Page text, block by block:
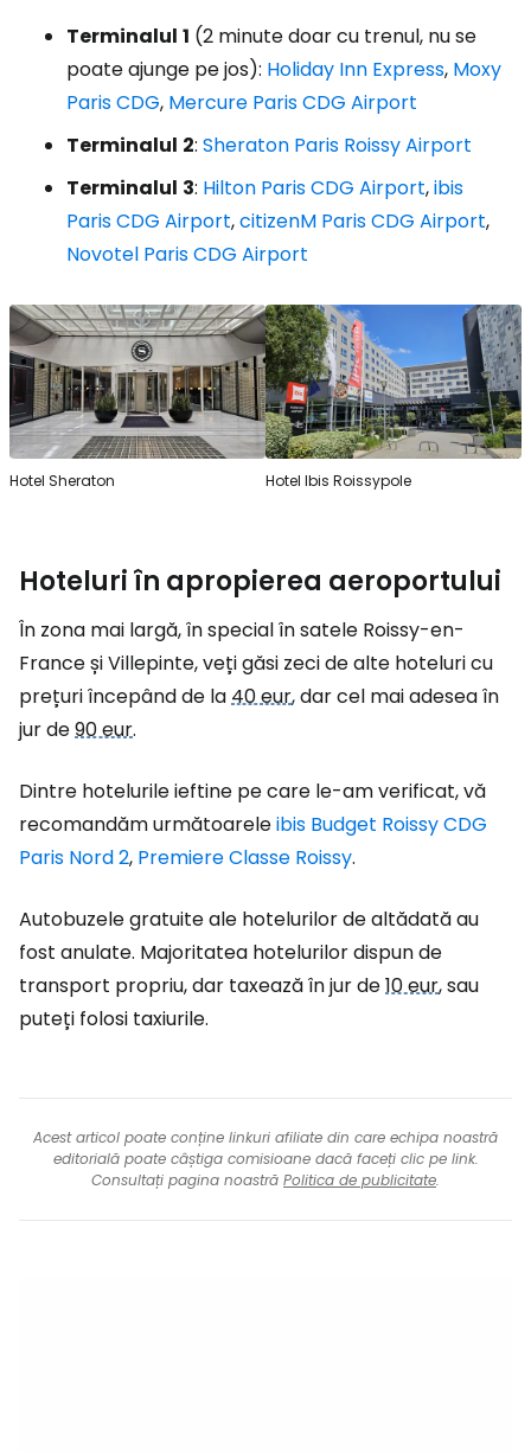
Terminalul 1 (2 minute doar cu trenul, nu se
poate ajunge pe jos): Holiday Inn Express, Moxy
Paris CDG, Mercure Paris CDG Airport
Terminalul 2: Sheraton Paris Roissy Airport
Terminalul 3: Hilton Paris CDG Airport,ibis
Paris CDG Airport,citizenM Paris CDG Airport,
Novotel Paris CDG Airport
Hotel Sheraton Hotel Ibis Roissypole
Hoteluri în apropierea aeroportului
În zona mai largă, în special în satele Roissy-en-
France și Villepinte, veți găsi zeci de alte hoteluri cu
prețuri începând de la40 eur, dar cel mai adesea în
jur de90 eur.
Dintre hotelurile ieftine pe care le-am verificat, vă
recomandăm următoareleibis Budget Roissy CDG
Paris Nord 2, Premiere Classe Roissy.
Autobuzele gratuite ale hotelurilor de altădată au
fost anulate. Majoritatea hotelurilor dispun de
transport propriu, dar taxează în jur de10 eur, sau
puteți folosi taxiurile.
Acest articol poate conține linkuri afiliate din care echipa noastră
editorială poate câștiga comisioane dacă faceți clic pe link.
Consultați pagina noastră Politica de publicitate.